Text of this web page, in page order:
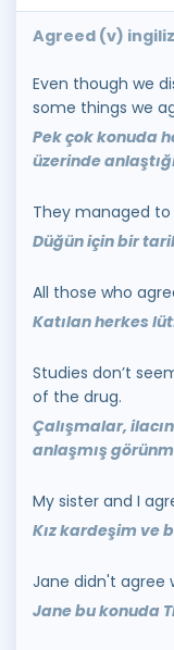
Agreed (v)
Even though we
some things we
Pek çok konuda
üzerinde
They managed
Düğün için bir
All those who
Katılan herkes
Studies don’t
of the drug.
Çalışmalar,
anlaşmış
My sister and I
Kız kardeşim ve
Jane didn't agree
Jane bu konuda